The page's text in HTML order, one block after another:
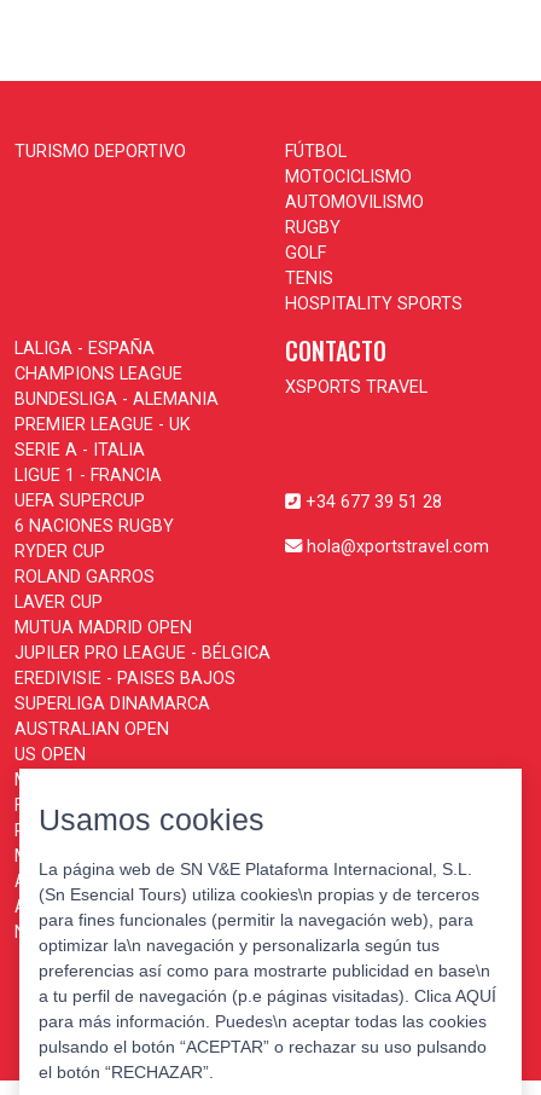
TURISMO DEPORTIVO
FÚTBOL
MOTOCICLISMO
AUTOMOVILISMO
RUGBY
GOLF
TENIS
HOSPITALITY SPORTS
LALIGA - ESPAÑA
CHAMPIONS LEAGUE
BUNDESLIGA - ALEMANIA
PREMIER LEAGUE - UK
SERIE A - ITALIA
LIGUE 1 - FRANCIA
UEFA SUPERCUP
6 NACIONES RUGBY
RYDER CUP
ROLAND GARROS
LAVER CUP
MUTUA MADRID OPEN
JUPILER PRO LEAGUE - BÉLGICA
EREDIVISIE - PAISES BAJOS
SUPERLIGA DINAMARCA
AUSTRALIAN OPEN
US OPEN
MOTOGP
FORMULA 1
PARIS MASTERS
MONTECARLO MASTERS
ATP FINALS TURIN
ABN AMRO OPEN ROTTERDAM
NATIONS CHAMPIONSHIP
CONTACTO
XSPORTS TRAVEL
+34 677 39 51 28
hola@xportstravel.com
Usamos cookies
La página web de SN V&E Plataforma Internacional, S.L.
(Sn Esencial Tours) utiliza cookies\n propias y de terceros
para fines funcionales (permitir la navegación web), para
optimizar la\n navegación y personalizarla según tus
preferencias así como para mostrarte publicidad en base\n
a tu perfil de navegación (p.e páginas visitadas). Clica AQUÍ
para más información. Puedes\n aceptar todas las cookies
pulsando el botón “ACEPTAR” o rechazar su uso pulsando
el botón “RECHAZAR”.